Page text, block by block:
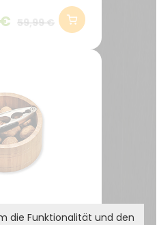
€ 59,99 €
die Funktionalität und den